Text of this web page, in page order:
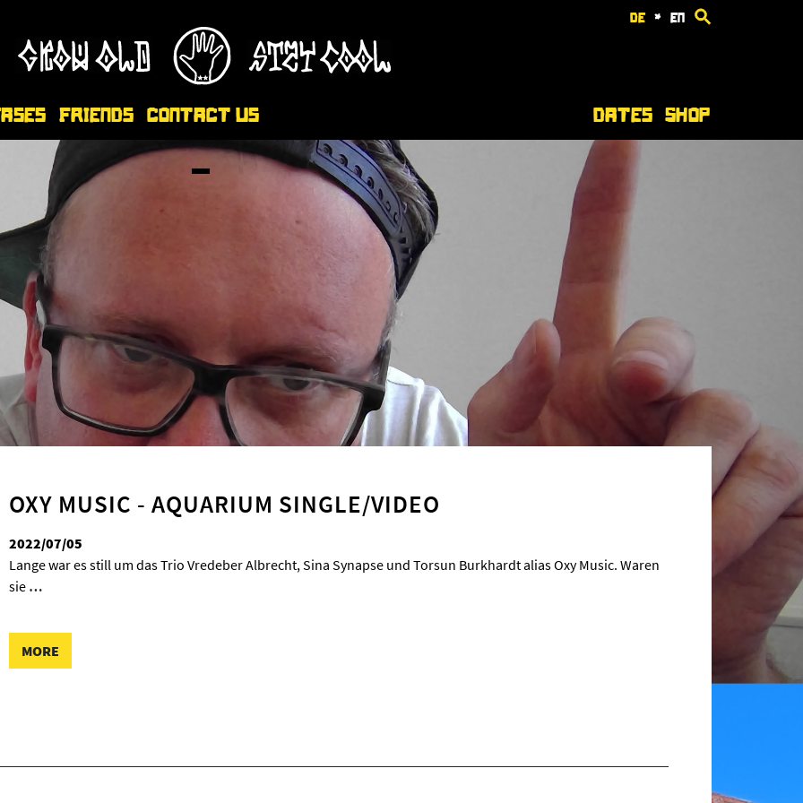
de * en
Friends Contact Us Dates Shop
OXY MUSIC - AQUARIUM SINGLE/VIDEO
2022/07/05
Lange war es still um das Trio Vredeber Albrecht, Sina Synapse und Torsun Burkhardt alias Oxy Music. Waren
sie …
MORE